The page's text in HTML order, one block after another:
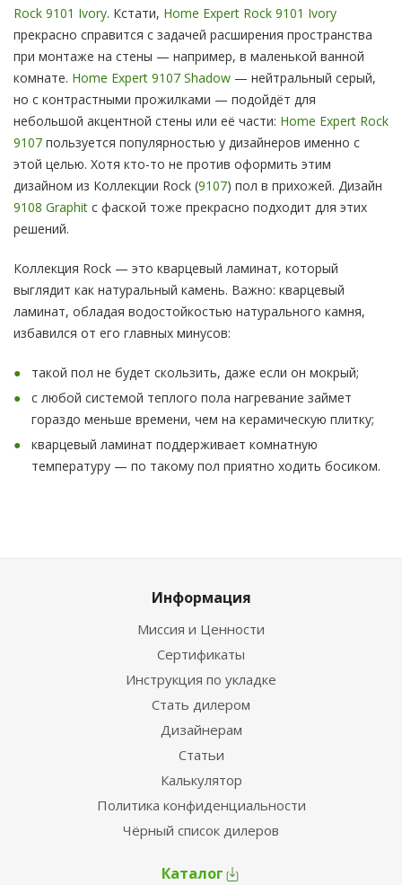
Rock 9101 Ivory. Кстати, Home Expert Rock 9101 Ivory
прекрасно справится с задачей расширения пространства
при монтаже на стены — например, в маленькой ванной
комнате. Home Expert 9107 Shadow — нейтральный серый,
но с контрастными прожилками — подойдёт для
небольшой акцентной стены или её части: Home Expert Rock
9107 пользуется популярностью у дизайнеров именно с
этой целью. Хотя кто-то не против оформить этим
дизайном из Коллекции Rock (9107) пол в прихожей. Дизайн
9108 Graphit с фаской тоже прекрасно подходит для этих
решений.
Коллекция Rock — это кварцевый ламинат, который
выглядит как натуральный камень. Важно: кварцевый
ламинат, обладая водостойкостью натурального камня,
избавился от его главных минусов:
такой пол не будет скользить, даже если он мокрый;
с любой системой теплого пола нагревание займет
гораздо меньше времени, чем на керамическую плитку;
кварцевый ламинат поддерживает комнатную
температуру — по такому пол приятно ходить босиком.
Информация
Миссия и Ценности
Сертификаты
Инструкция по укладке
Стать дилером
Дизайнерам
Статьи
Калькулятор
Политика конфиденциальности
Чёрный список дилеров
Каталог